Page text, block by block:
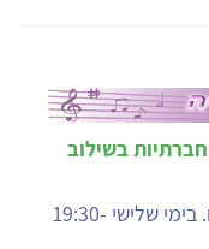
בשילוב
פתיחה 3.11.26. הקורס מועבר בזום. בימי שלישי 19:30-